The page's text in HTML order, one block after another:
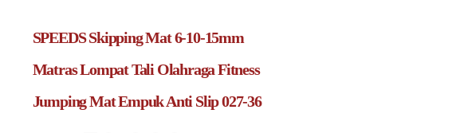
SPEEDS Skipping Mat 6-10-15mm
Matras Lompat Tali Olahraga Fitness
Jumping Mat Empuk Anti Slip 027-36